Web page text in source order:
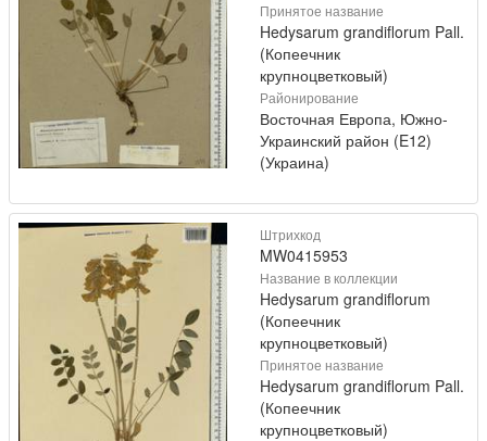
Принятое название
Hedysarum grandiflorum Pall.
(Копеечник
крупноцветковый)
Районирование
Восточная Европа, Южно-
Украинский район (E12)
(Украина)
Штрихкод
MW0415953
Название в коллекции
Hedysarum grandiflorum
(Копеечник
крупноцветковый)
Принятое название
Hedysarum grandiflorum Pall.
(Копеечник
крупноцветковый)